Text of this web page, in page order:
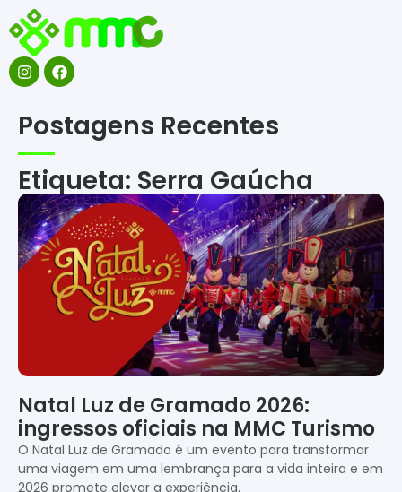
Postagens Recentes
Etiqueta: Serra Gaúcha
Natal Luz de Gramado 2026:
ingressos oficiais na MMC Turismo
O Natal Luz de Gramado é um evento para transformar
uma viagem em uma lembrança para a vida inteira e em
2026 promete elevar a experiência.